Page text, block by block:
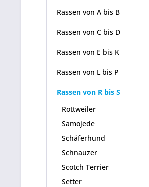
Rassen von A bis B
Rassen von C bis D
Rassen von E bis K
Rassen von L bis P
Rassen von R bis S
Rottweiler
Samojede
Schäferhund
Schnauzer
Scotch Terrier
Setter